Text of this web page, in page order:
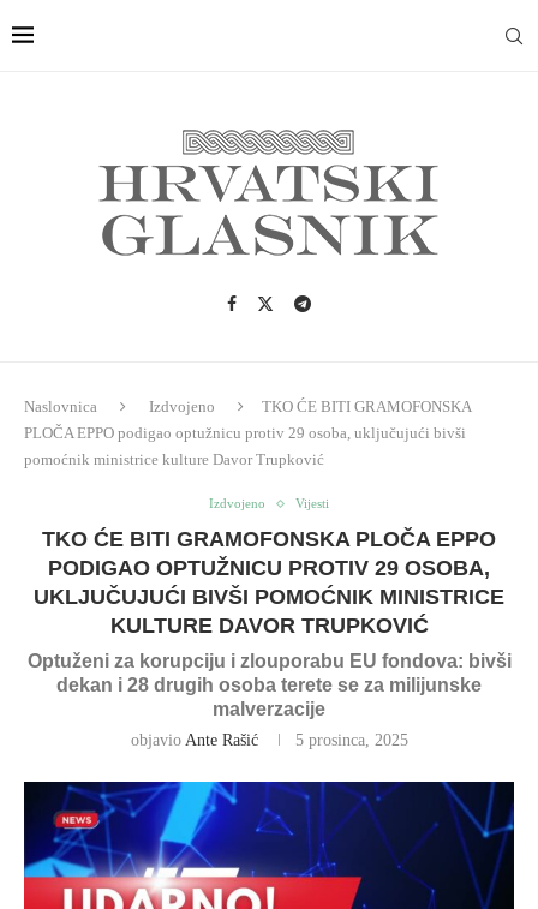
Naslovnica Izdvojeno
TKO ĆE BITI GRAMOFONSKA
PLOČA EPPO podigao optužnicu protiv 29 osoba, uključujući bivši
pomoćnik ministrice kulture Davor Trupković
Izdvojeno Vijesti
TKO ĆE BITI GRAMOFONSKA PLOČA EPPO
PODIGAO OPTUŽNICU PROTIV 29 OSOBA,
UKLJUČUJUĆI BIVŠI POMOĆNIK MINISTRICE
KULTURE DAVOR TRUPKOVIĆ
Optuženi za korupciju i zlouporabu EU fondova: bivši
dekan i 28 drugih osoba terete se za milijunske
malverzacije
objavio Ante Rašić 5 prosinca, 2025